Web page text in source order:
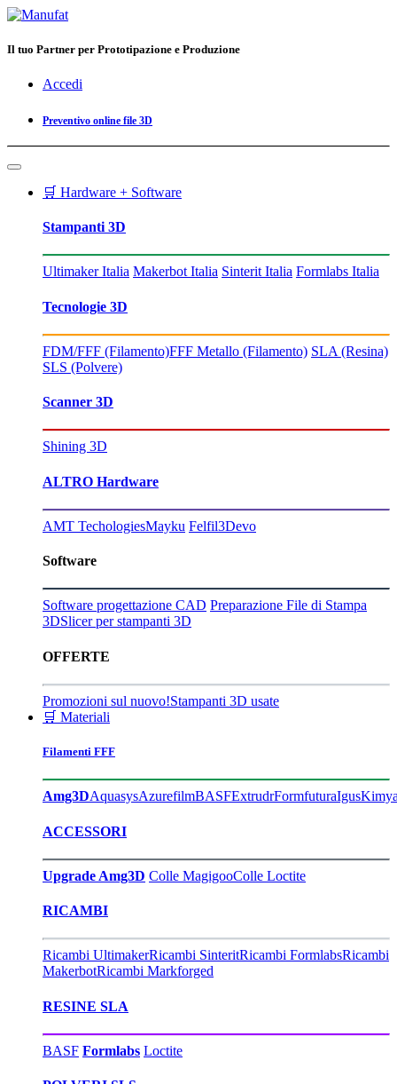
Il tuo Partner per Prototipazione e Produzione
Accedi
Preventivo online file 3D
🛒 Hardware + Software
Stampanti 3D
Ultimaker Italia Makerbot Italia Sinterit Italia Formlabs Italia
Tecnologie 3D
FDM/FFF (Filamento)FFF Metallo (Filamento) SLA (Resina)
SLS (Polvere)
Scanner 3D
Shining 3D
ALTRO Hardware
AMT TechologiesMayku Felfil3Devo
Software
Software progettazione CAD Preparazione File di Stampa
3DSlicer per stampanti 3D
OFFERTE
Promozioni sul nuovo!Stampanti 3D usate
🛒 Materiali
Filamenti FFF
Amg3DAquasysAzurefilmBASFExtrudrFormfuturaIgus
ACCESSORI
Upgrade Amg3D Colle MagigooColle Loctite
RICAMBI
Ricambi UltimakerRicambi SinteritRicambi FormlabsRicambi
MakerbotRicambi Markforged
RESINE SLA
BASF Formlabs Loctite